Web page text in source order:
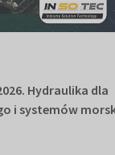
Hydraulika dla
i systemów